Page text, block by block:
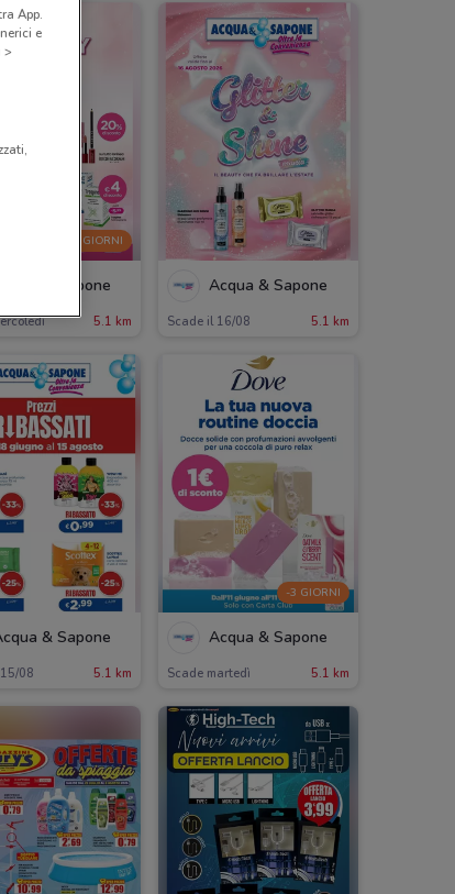
-4 GIORNI
Acqua & Sapone
5.1 km
Acqua & Sapone
Scade il 16/08 5.1 km
& Sapone
08 5.1 km
-3 GIORNI
Acqua & Sapone
Scade martedì 5.1 km
App.
e
>